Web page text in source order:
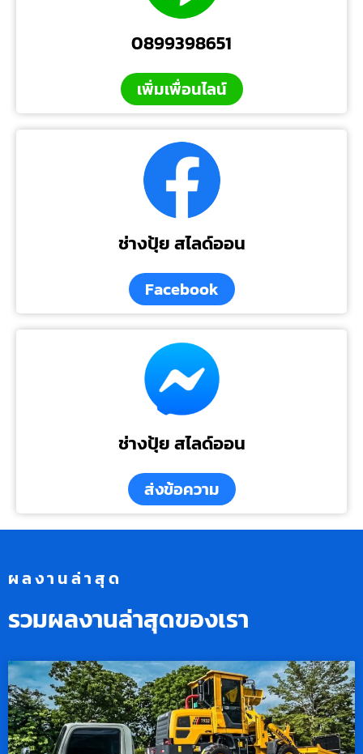
0899398651
เพิ่มเพื่อนไลน์
ช่างปุ้ย สไลด์ออน
Facebook
ช่างปุ้ย สไลด์ออน
ส่งข้อความ
ผลงานล่าสุด
รวมผลงานล่าสุดของเรา